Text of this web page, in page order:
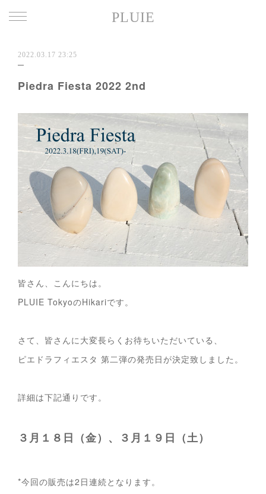
PLUIE
2022.03.17 23:25
Piedra Fiesta 2022 2nd
皆さん、こんにちは。
PLUIE TokyoのHikariです。
さて、皆さんに大変長らくお待ちいただいている、
ピエドラフィエスタ 第二弾の発売日が決定致しました。
詳細は下記通りです。
３月１８日（金）、３月１９日（土）
*今回の販売は2日連続となります。